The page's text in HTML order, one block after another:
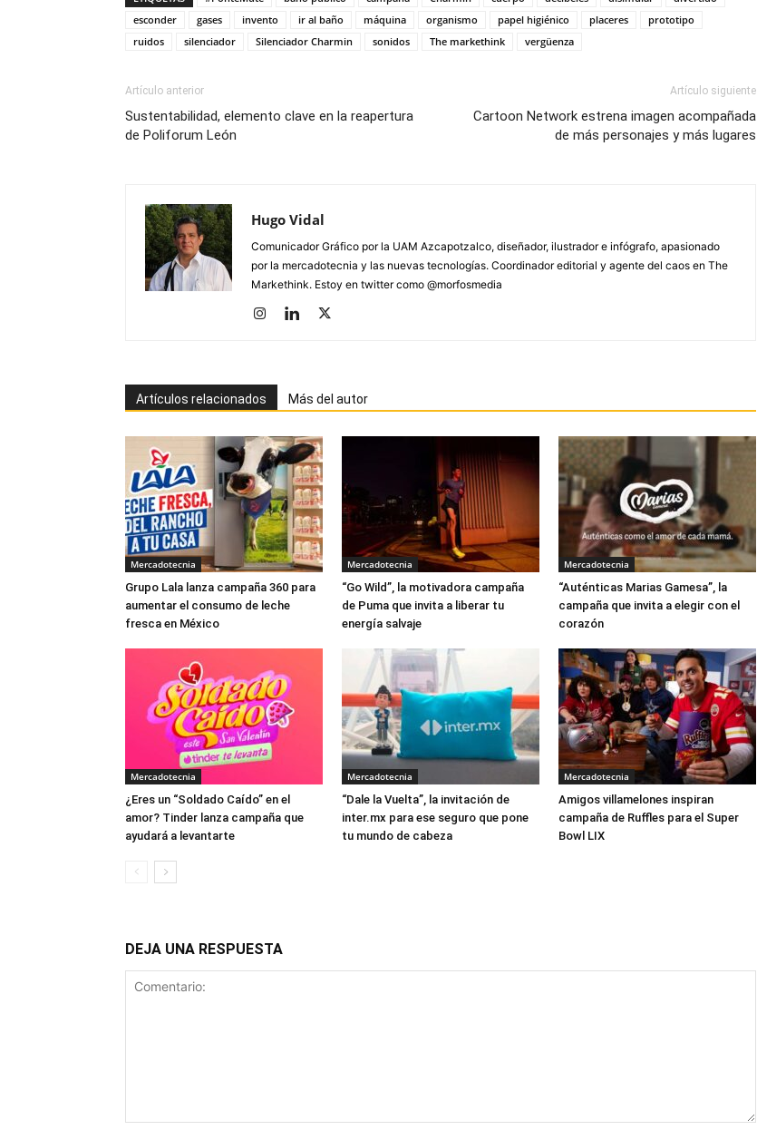
esconder
gases invento ir al baño máquina organismo papel higiénico placeres
prototipo
ruidos
silenciador Silenciador Charmin sonidos The markethink vergüenza
Artículo anterior
Sustentabilidad, elemento clave en la reapertura
de Poliforum León
Artículo siguiente
Cartoon Network estrena imagen acompañada
de más personajes y más lugares
Hugo Vidal
Comunicador Gráfico por la UAM Azcapotzalco, diseñador, ilustrador e infógrafo, apasionado
por la mercadotecnia y las nuevas tecnologías. Coordinador editorial y agente del caos en The
Markethink. Estoy en twitter como @morfosmedia
Artículos relacionados Más del autor
Mercadotecnia
Grupo Lala lanza campaña 360 para
aumentar el consumo de leche
fresca en México
Mercadotecnia
“Go Wild”, la motivadora campaña
de Puma que invita a liberar tu
energía salvaje
Mercadotecnia
“Auténticas Marias Gamesa”, la
campaña que invita a elegir con el
corazón
Mercadotecnia
¿Eres un “Soldado Caído” en el
amor? Tinder lanza campaña que
ayudará a levantarte
Mercadotecnia
“Dale la Vuelta”, la invitación de
inter.mx para ese seguro que pone
tu mundo de cabeza
Mercadotecnia
Amigos villamelones inspiran
campaña de Ruffles para el Super
Bowl LIX
DEJA UNA RESPUESTA